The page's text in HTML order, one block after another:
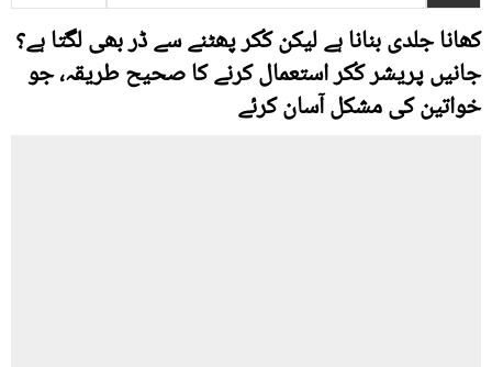
کھانا جلدی بنانا ہے لیکن کُکر پھٹنے سے ڈر بھی لگتا ہے؟
جانیں پریشر کُکر استعمال کرنے کا صحیح طریقہ، جو
خواتین کی مشکل آسان کرئے